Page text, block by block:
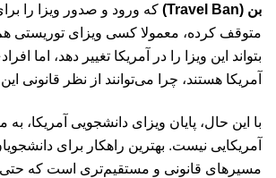
بن (Travel Ban)
که ورود و صدور ویزا را
متوقف کرده، معمولا کسی ویزای توریستی
بتواند این ویزا را در آمریکا تغییر دهد، اما
آمریکا هستند، چرا می‌توانند از نظر قانونی
با این حال، پایان ویزای دانشجویی آمریکا، به
آمریکایی نیست. بهترین راهکار برای
مسیرهای قانونی و مستقیم‌تری است که حتی